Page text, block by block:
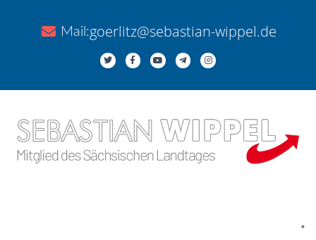
Mail:goerlitz@sebastian-wippel.de
.